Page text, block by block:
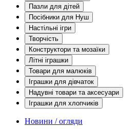
Пазли для дітей
Посібники для Нуш
Настільні ігри
Творчість
Конструктори та мозаїки
Літні іграшки
Товари для малюків
Іграшки для дівчаток
Надувні товари та аксесуари
Іграшки для хлопчиків
Новини / огляди